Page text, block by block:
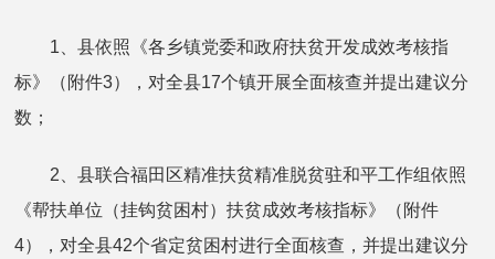
1、县依照《各乡镇党委和政府扶贫开发成效考核指
标》（附件3），对全县17个镇开展全面核查并提出建议分
数；
2、县联合福田区精准扶贫精准脱贫驻和平工作组依照
《帮扶单位（挂钩贫困村）扶贫成效考核指标》（附件
4），对全县42个省定贫困村进行全面核查，并提出建议分